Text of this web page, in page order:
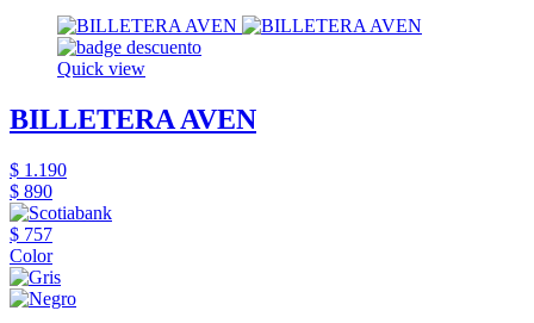
Quick view
BILLETERA AVEN
$ 1.190
$ 890
$ 757
Color